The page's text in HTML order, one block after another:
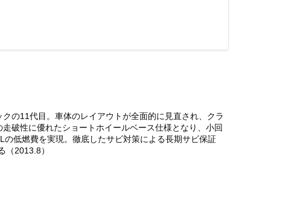
の11代目。車体のレイアウトが全面的に見直され、クラ
破性に優れたショートホイールベース仕様となり、小回
低燃費を実現。徹底したサビ対策による長期サビ保証
2013.8）